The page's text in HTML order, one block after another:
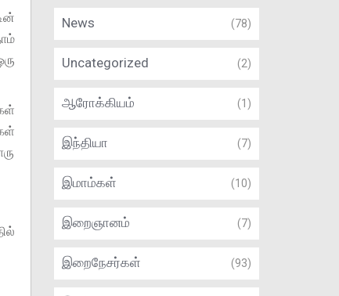
News (78)
Uncategorized (2)
ஆரோக்கியம் (1)
இந்தியா (7)
இமாம்கள் (10)
இறைஞானம் (7)
இறைநேசர்கள் (93)